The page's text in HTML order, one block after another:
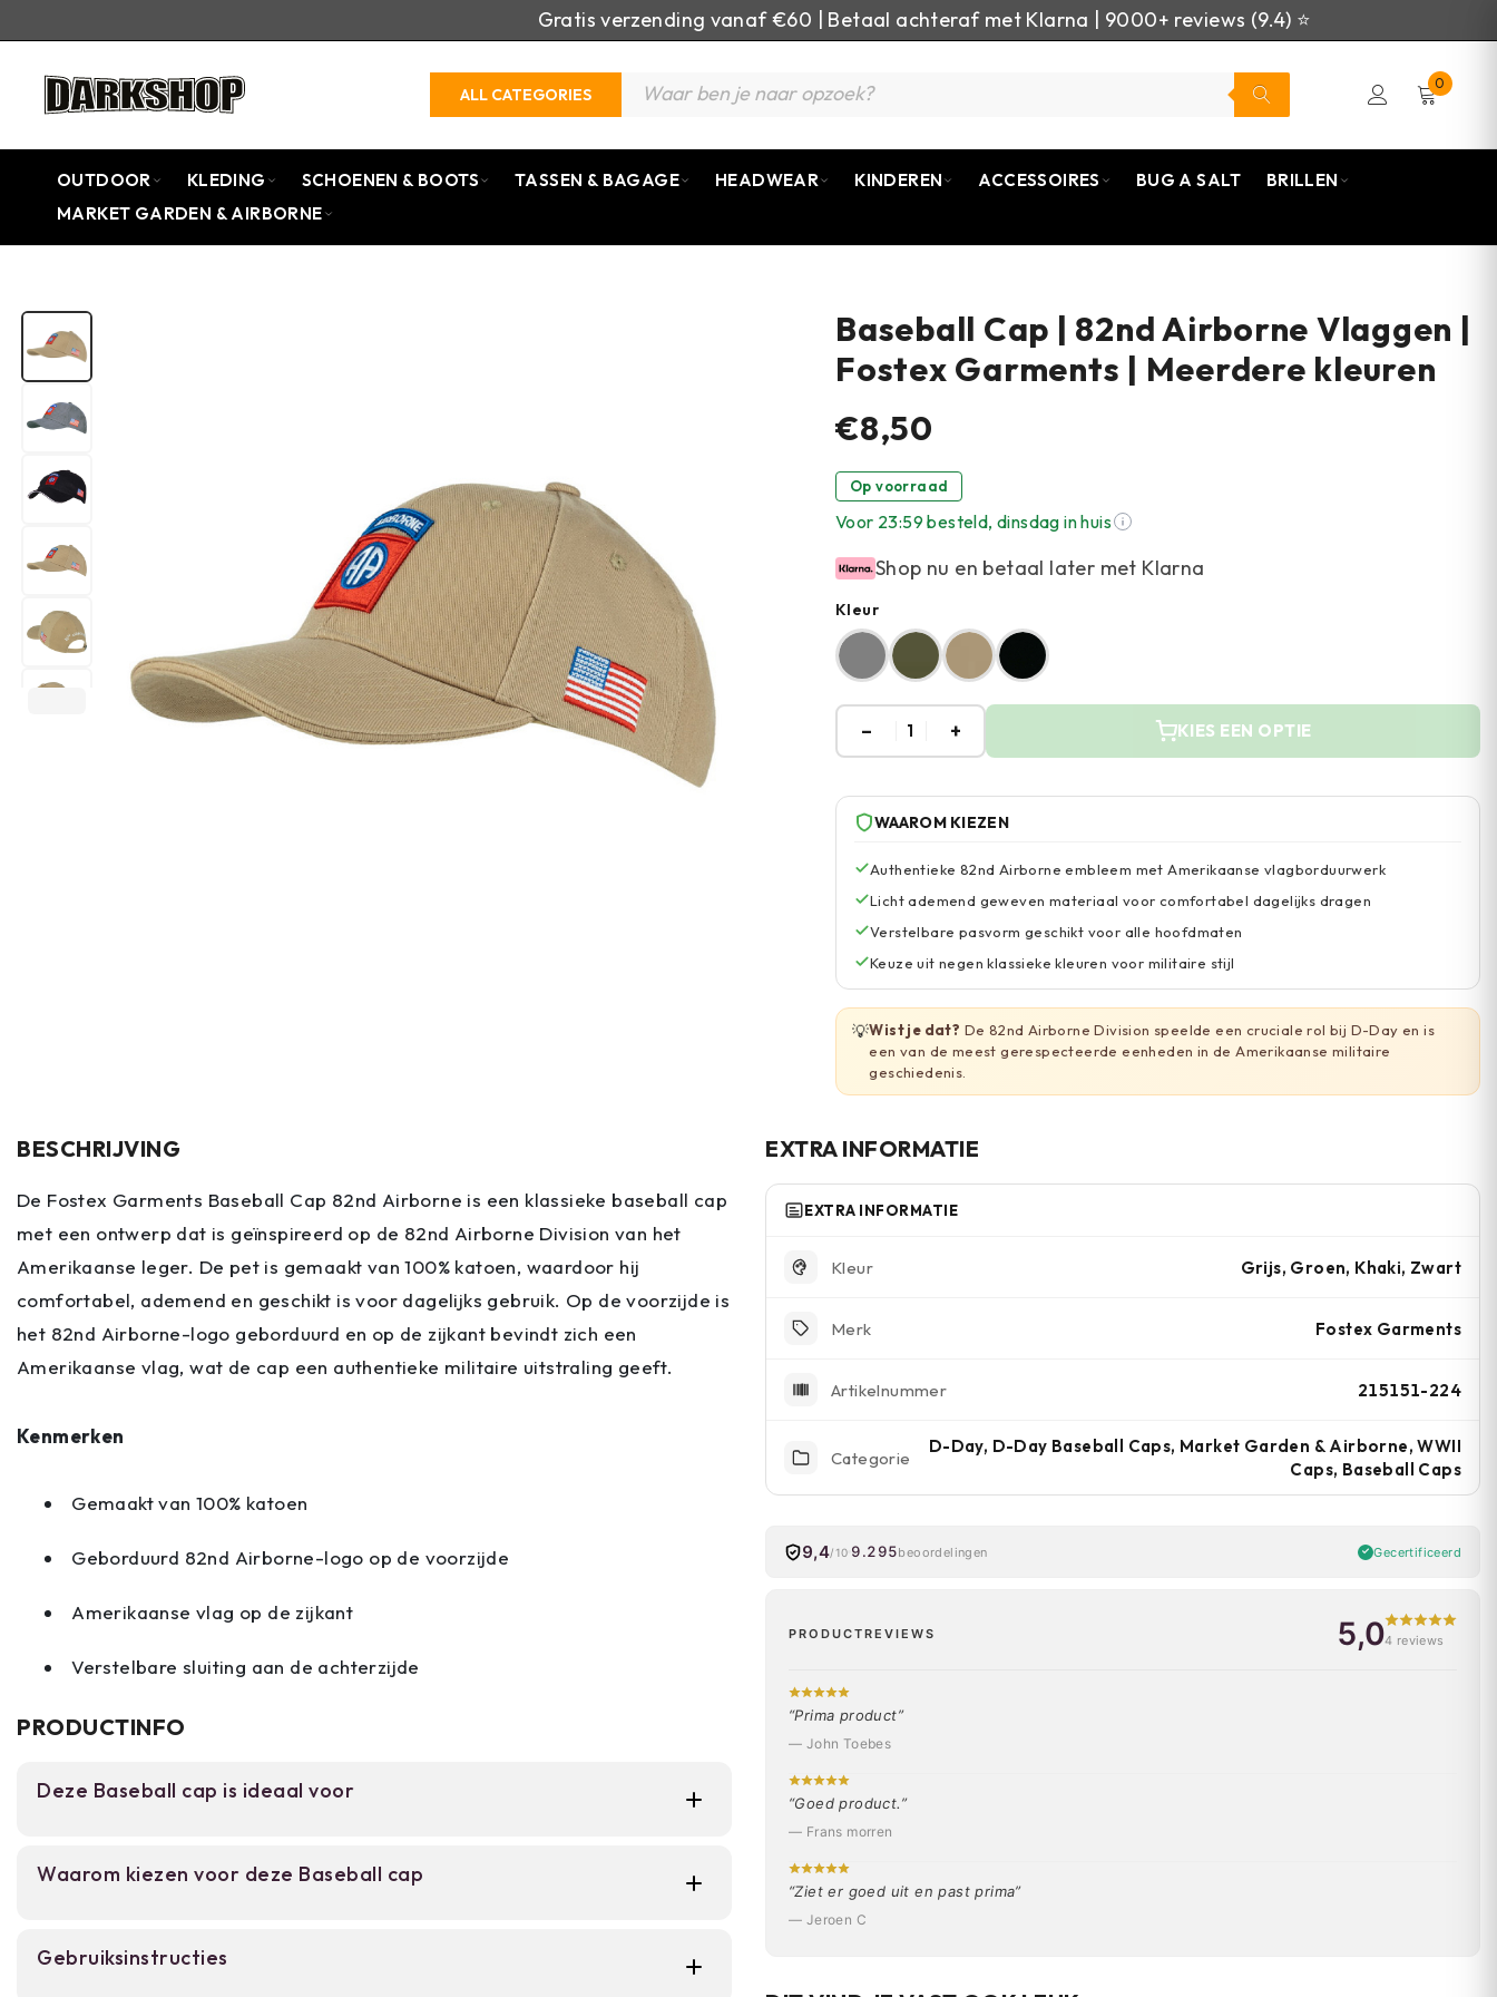
Gratis verzending vanaf €60 | Betaal achteraf met Klarna | 9000+ reviews (9.4) ⭐
ALL CATEGORIES
0
OUTDOOR KLEDING SCHOENEN & BOOTS TASSEN & BAGAGE HEADWEAR KINDEREN ACCESSOIRES BUG A SALT
BRILLEN
MARKET GARDEN & AIRBORNE
Baseball Cap | 82nd Airborne Vlaggen |
Fostex Garments | Meerdere kleuren
€8,50
Op voorraad
Voor 23:59 besteld, dinsdag in huis
Shop nu en betaal later met Klarna
Kleur
– 1 + KIES EEN OPTIE
WAAROM KIEZEN
Authentieke 82nd Airborne embleem met Amerikaanse vlagborduurwerk
Licht ademend geweven materiaal voor comfortabel dagelijks dragen
Verstelbare pasvorm geschikt voor alle hoofdmaten
Keuze uit negen klassieke kleuren voor militaire stijl
💡Wist je dat? De 82nd Airborne Division speelde een cruciale rol bij D-Day en is
een van de meest gerespecteerde eenheden in de Amerikaanse militaire
geschiedenis.
BESCHRIJVING
De Fostex Garments Baseball Cap 82nd Airborne is een klassieke baseball cap
met een ontwerp dat is geïnspireerd op de 82nd Airborne Division van het
Amerikaanse leger. De pet is gemaakt van 100% katoen, waardoor hij
comfortabel, ademend en geschikt is voor dagelijks gebruik. Op de voorzijde is
het 82nd Airborne-logo geborduurd en op de zijkant bevindt zich een
Amerikaanse vlag, wat de cap een authentieke militaire uitstraling geeft.
Kenmerken
Gemaakt van 100% katoen
Geborduurd 82nd Airborne-logo op de voorzijde
Amerikaanse vlag op de zijkant
Verstelbare sluiting aan de achterzijde
PRODUCTINFO
Deze Baseball cap is ideaal voor
dagelijks petje zoeken met authentieke details. Geschikt voor outdoor
Waarom kiezen voor deze Baseball cap
82nd Airborne borduurwerk met Amerikaanse vlagdetail.
Gebruiksinstructies
EXTRA INFORMATIE
EXTRA INFORMATIE
Kleur Grijs, Groen, Khaki, Zwart
Merk Fostex Garments
Artikelnummer 215151-224
Categorie
D-Day, D-Day Baseball Caps, Market Garden & Airborne, WWII
Caps, Baseball Caps
9,4/10 9.295beoordelingen Gecertificeerd
PRODUCTREVIEWS 5,04 reviews
“Prima product”
— John Toebes
“Goed product.”
— Frans morren
“Ziet er goed uit en past prima”
— Jeroen C